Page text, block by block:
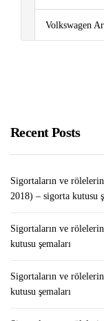
Volkswagen
Recent Posts
Sigortaların ve
2018) – sigorta kutusu
Sigortaların ve
kutusu şemaları
Sigortaların ve
kutusu şemaları